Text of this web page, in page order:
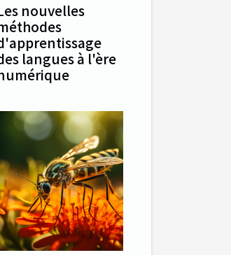
nouvelles
langues à l'ère